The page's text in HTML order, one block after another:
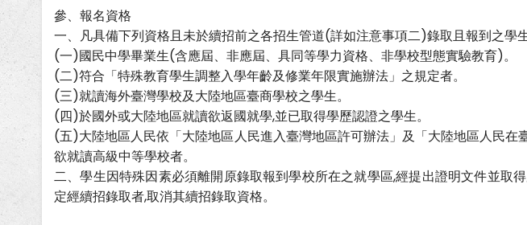
參、報名資格
一、凡具備下列資格且未於續招前之各招生管道(詳如注意事項二)錄取且報到之學
(一)國民中學畢業生(含應屆、非應屆、具同等學力資格、非學校型態實驗教育)。
(二)符合「特殊教育學生調整入學年齡及修業年限實施辦法」之規定者。
(三)就讀海外臺灣學校及大陸地區臺商學校之學生。
(四)於國外或大陸地區就讀欲返國就學,並已取得學歷認證之學生。
(五)大陸地區人民依「大陸地區人民進入臺灣地區許可辦法」及「大陸地區人民在
欲就讀高級中等學校者。
二、學生因特殊因素必須離開原錄取報到學校所在之就學區,經提出證明文件並取
定經續招錄取者,取消其續招錄取資格。